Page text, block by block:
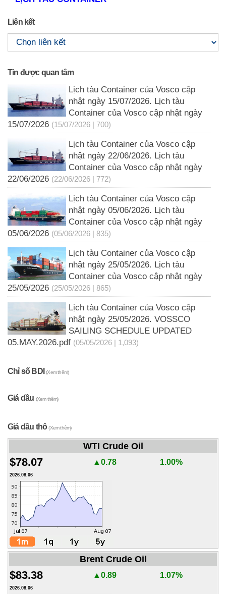
Liên kết
Tin được quan tâm
Lịch tàu Container của Vosco cập
nhật ngày 15/07/2026. Lịch tàu
Container của Vosco cập nhật ngày
15/07/2026 (15/07/2026 | 700)
Lịch tàu Container của Vosco cập
nhật ngày 22/06/2026. Lịch tàu
Container của Vosco cập nhật ngày
22/06/2026 (22/06/2026 | 772)
Lịch tàu Container của Vosco cập
nhật ngày 05/06/2026. Lịch tàu
Container của Vosco cập nhật ngày
05/06/2026 (05/06/2026 | 835)
Lịch tàu Container của Vosco cập
nhật ngày 25/05/2026. Lịch tàu
Container của Vosco cập nhật ngày
25/05/2026 (25/05/2026 | 865)
Lịch tàu Container của Vosco cập
nhật ngày 25/05/2026. VOSSCO
SAILING SCHEDULE UPDATED
05.MAY.2026.pdf (05/05/2026 | 1,093)
Chỉ số BDI(Xem thêm)
Giá dầu (Xem thêm)
Giá dầu thô(Xem thêm)
WTI Crude Oil
$78.07 ▲0.78 1.00%
2026.08.06
Brent Crude Oil
$83.38 ▲0.89 1.07%
2026.08.06